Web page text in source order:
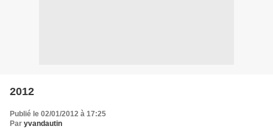
2012
Publié le 02/01/2012 à 17:25
Par yvandautin